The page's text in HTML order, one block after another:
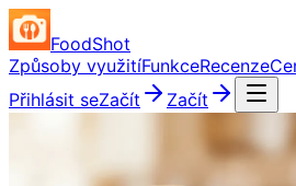
FoodShot
Způsoby využitíFunkceRecenze
Přihlásit seZačít Začít